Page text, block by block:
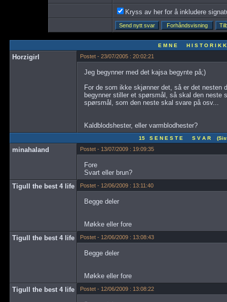
Kryss av her for å inkludere
E M N E H I S T O R I K K
Horzigirl Postet - 23/07/2005 : 20:02:21
Jeg begynner med det kajsa begynte på;)
For de som ikke skjønner det, så er det nesten
begynner stiller et spørsmål, så skal den
spørsmål, som den neste skal svare på osv...
Kaldblodshester, eller varmblodhester?
15 S E N E S T E S V A R
minahaland Postet - 13/07/2009 : 19:09:35
Fore
Svart eller brun?
Tigull the best 4 life
Postet - 12/06/2009 : 13:11:40
Begge deler
Møkke eller fore
Tigull the best 4 life
Postet - 12/06/2009 : 13:08:43
Begge deler
Møkke eller fore
Tigull the best 4 life
Postet - 12/06/2009 : 13:08:22